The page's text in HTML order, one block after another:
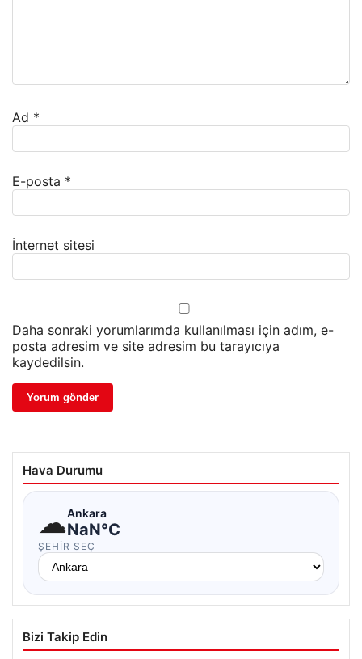
Ad *
E-posta *
İnternet sitesi
Daha sonraki yorumlarımda kullanılması için adım, e-
posta adresim ve site adresim bu tarayıcıya
kaydedilsin.
Hava Durumu
☁Ankara
NaN°C
ŞEHIR SEÇ
Bizi Takip Edin